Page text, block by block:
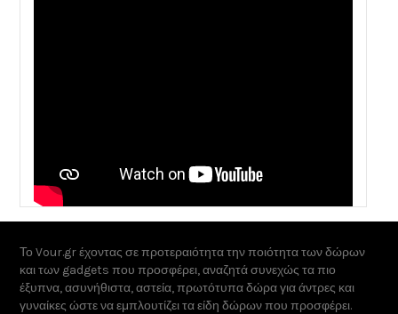
Το Vour.gr έχοντας σε προτεραιότητα την ποιότητα των δώρων
και των gadgets που προσφέρει, αναζητά συνεχώς τα πιο
έξυπνα, ασυνήθιστα, αστεία, πρωτότυπα δώρα για άντρες και
γυναίκες ώστε να εμπλουτίζει τα είδη δώρων που προσφέρει.